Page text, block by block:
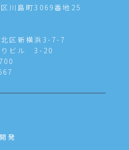
川島町3069番地25
区新横浜3-7-7
りビル 3-20
発